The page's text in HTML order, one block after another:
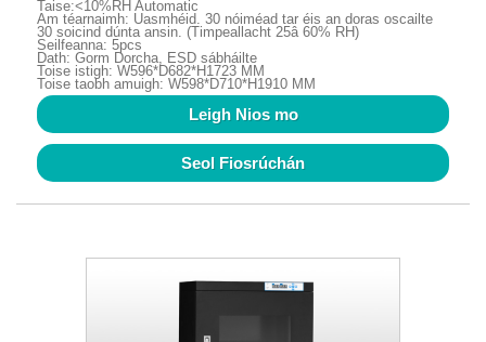
Taise:<10%RH Automatic
Am téarnaimh: Uasmhéid. 30 nóiméad tar éis an doras oscailte
30 soicind dúnta ansin. (Timpeallacht 25â 60% RH)
Seilfeanna: 5pcs
Dath: Gorm Dorcha, ESD sábháilte
Toise istigh: W596*D682*H1723 MM
Toise taobh amuigh: W598*D710*H1910 MM
Leigh Nios mo
Seol Fiosrúchán